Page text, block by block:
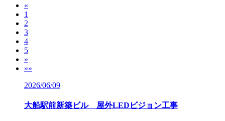
«
1
2
3
4
5
»
»»
2026/06/09
大船駅前新築ビル 屋外LEDビジョン工事